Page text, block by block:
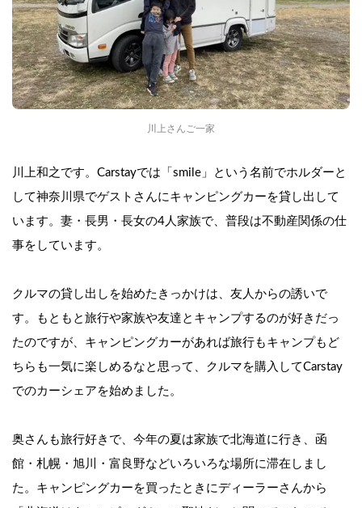
川上さんご一家
川上和之です。Carstayでは「smile」という名前でホルダーと
して神奈川県でゲストさんにキャンピングカーを貸し出して
います。妻・長男・長女の4人家族で、普段は不動産関係の仕
事をしています。
クルマの貸し出しを始めたきっかけは、友人からの誘いで
す。もともと旅行や家族や友達とキャンプするのが好きだっ
たのですが、キャンピングカーがあれば旅行もキャンプもど
ちらも一気に楽しめるなと思って、クルマを購入してCarstay
でのカーシェアを始めました。
奥さんも旅行好きで、今年の夏は家族で北海道に行き、函
館・札幌・旭川・富良野などいろいろな場所に滞在しまし
た。 キャンピングカーを買ったときにディーラーさんから